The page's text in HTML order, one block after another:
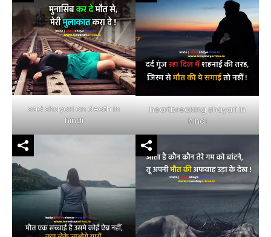
sad shayari on death in
hindi
heartbreaking shayari in
hindi